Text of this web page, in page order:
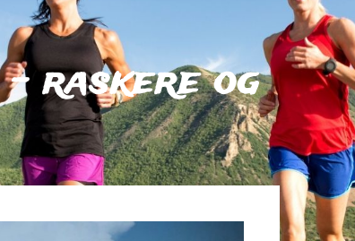
raskere og